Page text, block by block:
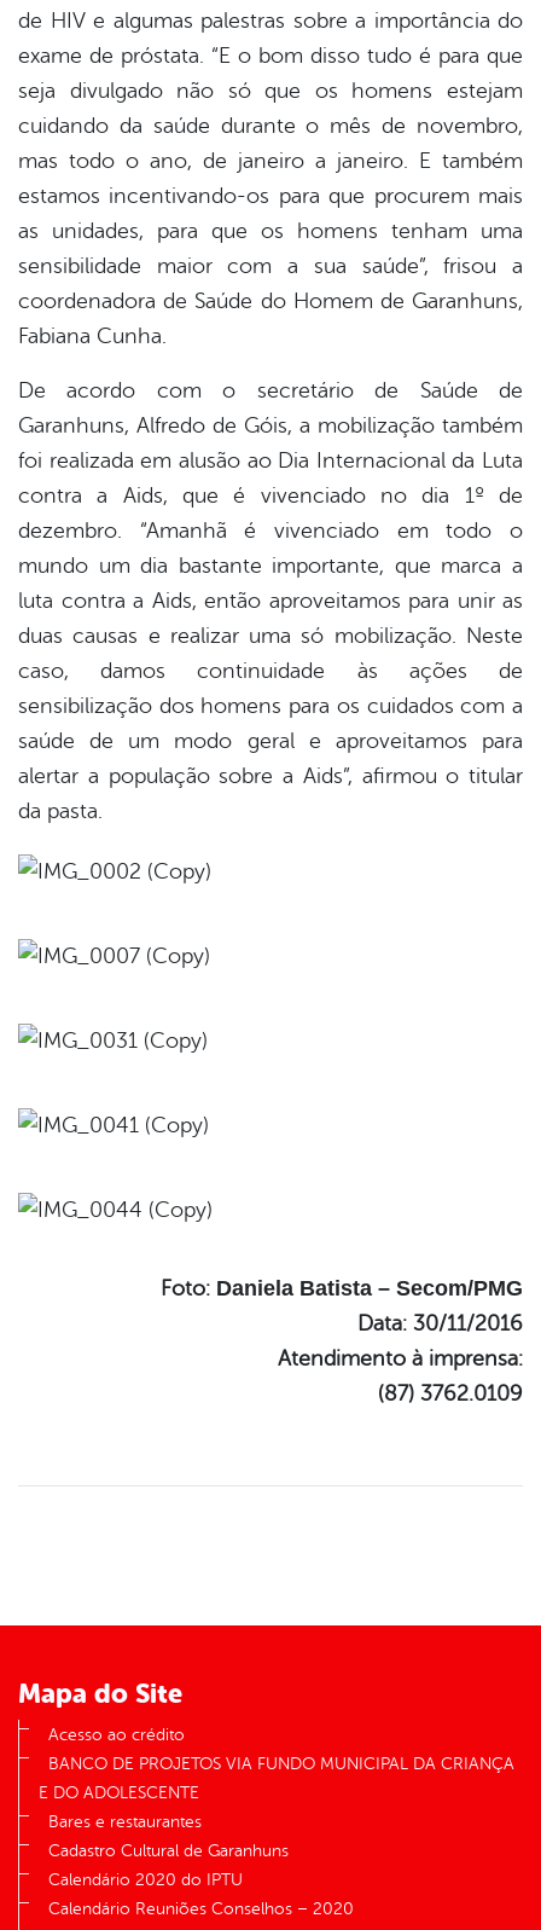
de HIV e algumas palestras sobre a importância do
exame de próstata. “E o bom disso tudo é para que
seja divulgado não só que os homens estejam
cuidando da saúde durante o mês de novembro,
mas todo o ano, de janeiro a janeiro. E também
estamos incentivando-os para que procurem mais
as unidades, para que os homens tenham uma
sensibilidade maior com a sua saúde”, frisou a
coordenadora de Saúde do Homem de Garanhuns,
Fabiana Cunha.
De acordo com o secretário de Saúde de
Garanhuns, Alfredo de Góis, a mobilização também
foi realizada em alusão ao Dia Internacional da Luta
contra a Aids, que é vivenciado no dia 1º de
dezembro. “Amanhã é vivenciado em todo o
mundo um dia bastante importante, que marca a
luta contra a Aids, então aproveitamos para unir as
duas causas e realizar uma só mobilização. Neste
caso, damos continuidade às ações de
sensibilização dos homens para os cuidados com a
saúde de um modo geral e aproveitamos para
alertar a população sobre a Aids”, afirmou o titular
da pasta.
Foto: Daniela Batista – Secom/PMG
Data: 30/11/2016
Atendimento à imprensa:
(87) 3762.0109
Mapa do Site
Acesso ao crédito
BANCO DE PROJETOS VIA FUNDO MUNICIPAL DA CRIANÇA
E DO ADOLESCENTE
Bares e restaurantes
Cadastro Cultural de Garanhuns
Calendário 2020 do IPTU
Calendário Reuniões Conselhos – 2020